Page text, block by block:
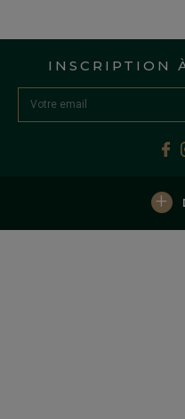
INSCRIPTION
+